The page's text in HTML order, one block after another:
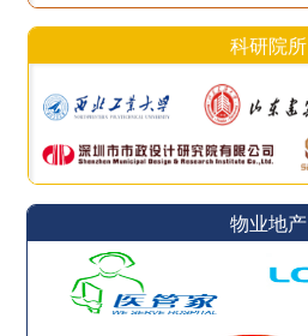
科研院所
物业地产